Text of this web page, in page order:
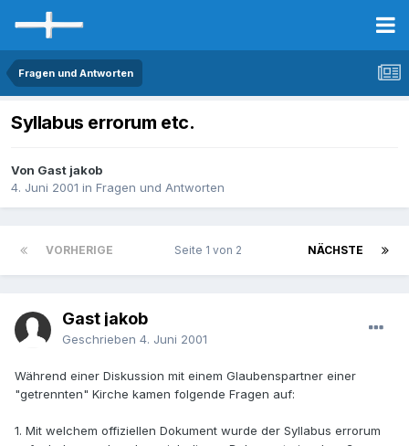
Fragen und Antworten
Syllabus errorum etc.
Von Gast jakob
4. Juni 2001 in Fragen und Antworten
VORHERIGE NÄCHSTE
Seite 1 von 2
Gast jakob
Geschrieben 4. Juni 2001
Während einer Diskussion mit einem Glaubenspartner einer
"getrennten" Kirche kamen folgende Fragen auf:
1. Mit welchem offiziellen Dokument wurde der Syllabus errorum